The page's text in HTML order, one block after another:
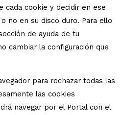
cada cookie y decidir en ese
no en su disco duro. Para ello
de ayuda de tu
cambiar la configuración que
para rechazar todas las
las cookies
navegar por el Portal con el